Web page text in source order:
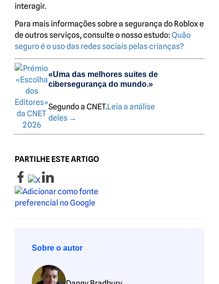
interagir.
Para mais informações sobre a segurança do Roblox e
de outros serviços, consulte o nosso estudo:Quão
seguro é o uso das redes sociais pelas crianças?
«Uma das melhores suites de
cibersegurança do mundo.»
Segundo a CNET.Leia a análise
deles →
PARTILHE ESTE ARTIGO
Sobre o autor